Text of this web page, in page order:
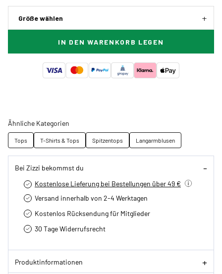
Größe wählen
IN DEN WARENKORB LEGEN
Ähnliche Kategorien
Tops T-Shirts & Tops Spitzentops Langarmblusen
Bei Zizzi bekommst du
Kostenlose Lieferung bei Bestellungen über 49 €
Versand innerhalb von 2-4 Werktagen
Kostenlos Rücksendung für Mitglieder
30 Tage Widerrufsrecht
Produktinformationen